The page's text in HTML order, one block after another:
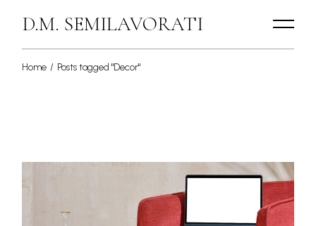
D.M. SEMILAVORATI
Home Posts tagged "Decor"